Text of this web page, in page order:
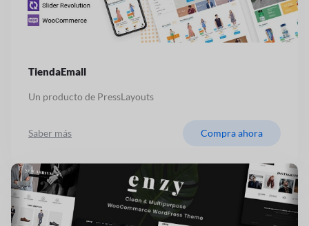
TiendaEmall
Un producto de PressLayouts
Saber más Compra ahora